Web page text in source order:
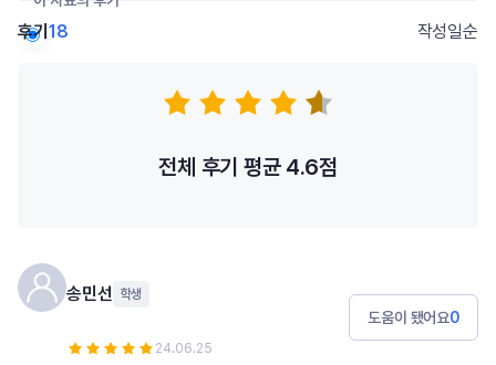
후기 18 작성일순
전체 후기 평균 4.6점
송민선 학생
24.06.25
도움이 됐어요0